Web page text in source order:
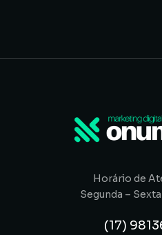
Horário de
Segunda –
(17)